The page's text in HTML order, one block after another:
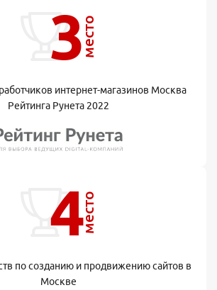
3место
интернет-магазинов Москва
Рейтинга Рунета 2022
4место
по созданию и продвижению сайтов в
Москве